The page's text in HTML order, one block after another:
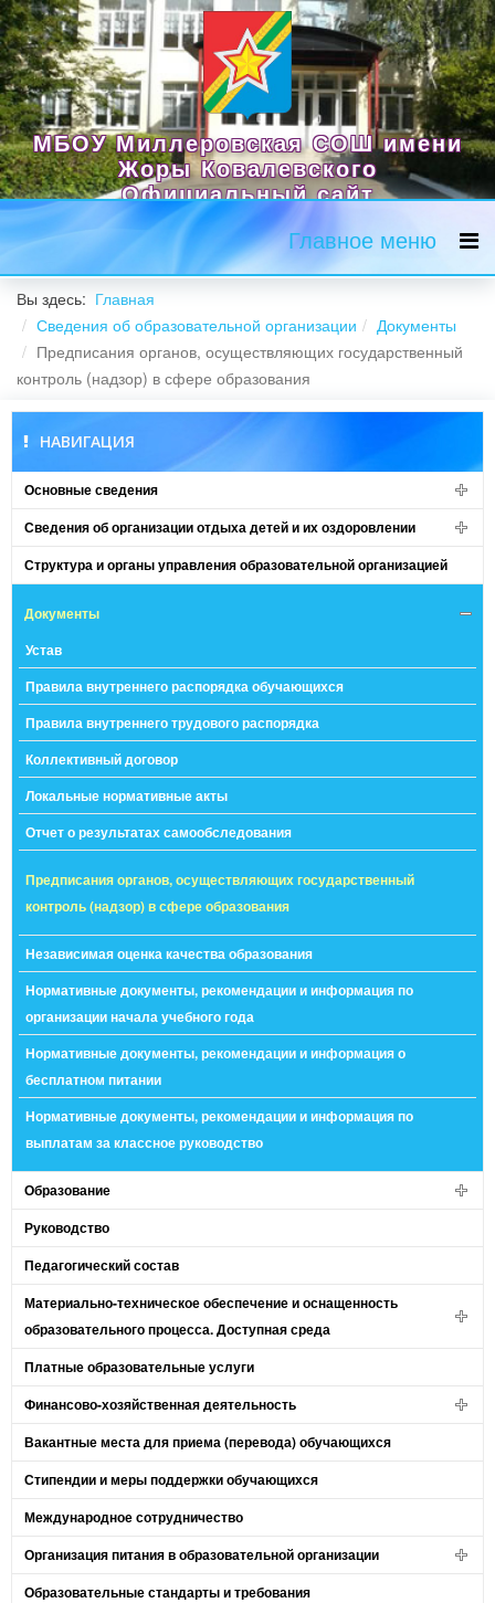
МБОУ Миллеровская СОШ имени
Жоры Ковалевского
Официальный сайт
Главное меню
Вы здесь: Главная
Сведения об образовательной организации
Документы
Предписания органов, осуществляющих государственный
контроль (надзор) в сфере образования
НАВИГАЦИЯ
Основные сведения
Сведения об организации отдыха детей и их оздоровлении
Структура и органы управления образовательной организацией
Документы
Устав
Правила внутреннего распорядка обучающихся
Правила внутреннего трудового распорядка
Коллективный договор
Локальные нормативные акты
Отчет о результатах самообследования
Предписания органов, осуществляющих государственный
контроль (надзор) в сфере образования
Независимая оценка качества образования
Нормативные документы, рекомендации и информация по
организации начала учебного года
Нормативные документы, рекомендации и информация о
бесплатном питании
Нормативные документы, рекомендации и информация по
выплатам за классное руководство
Образование
Руководство
Педагогический состав
Материально-техническое обеспечение и оснащенность
образовательного процесса. Доступная среда
Платные образовательные услуги
Финансово-хозяйственная деятельность
Вакантные места для приема (перевода) обучающихся
Стипендии и меры поддержки обучающихся
Международное сотрудничество
Организация питания в образовательной организации
Образовательные стандарты и требования